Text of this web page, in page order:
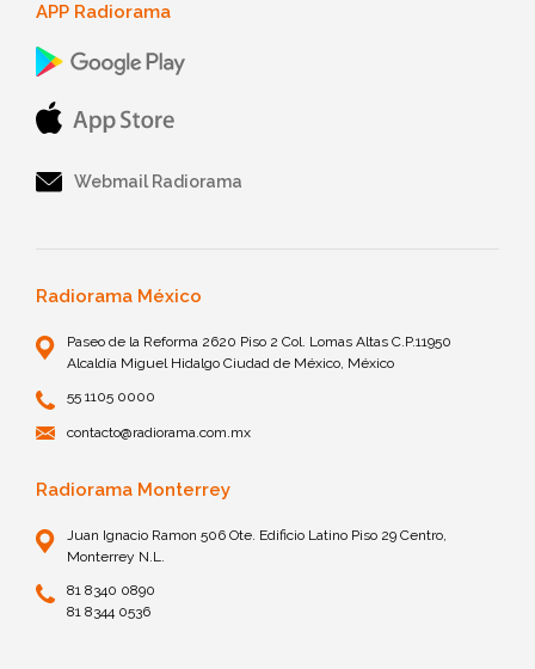
APP Radiorama
Webmail Radiorama
Radiorama México
Paseo de la Reforma 2620 Piso 2 Col. Lomas Altas C.P.11950
Alcaldía Miguel Hidalgo Ciudad de México, México
55 1105 0000
contacto@radiorama.com.mx
Radiorama Monterrey
Juan Ignacio Ramon 506 Ote. Edificio Latino Piso 29 Centro,
Monterrey N.L.
81 8340 0890
81 8344 0536